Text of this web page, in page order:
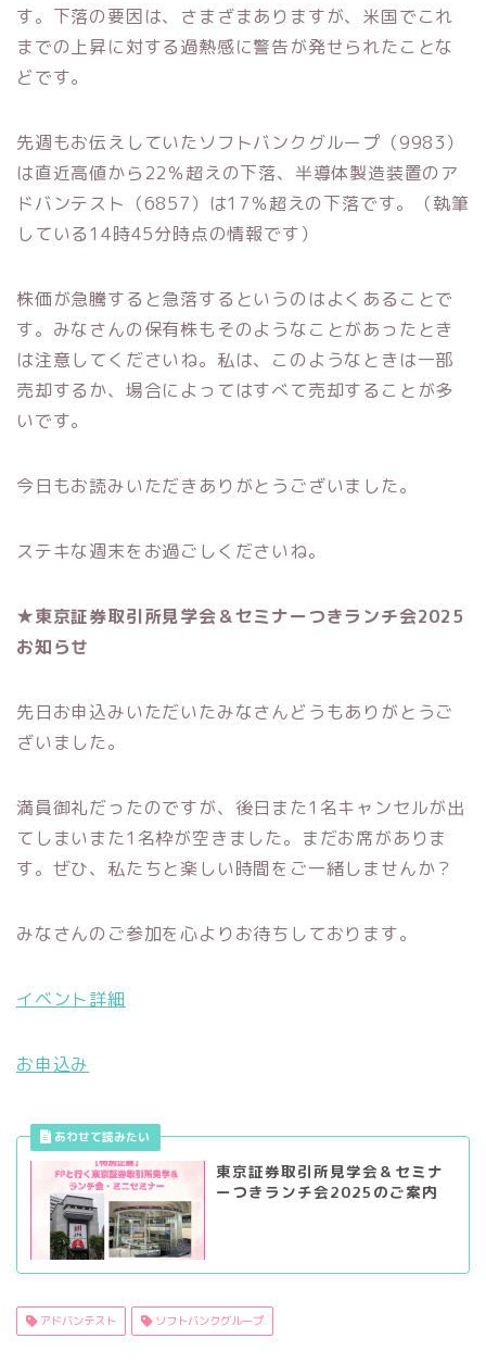
す。下落の要因は、さまざまありますが、米国でこれ
までの上昇に対する過熱感に警告が発せられたことな
どです。
先週もお伝えしていたソフトバンクグループ（9983）
は直近高値から22％超えの下落、半導体製造装置のア
ドバンテスト（6857）は17％超えの下落です。（執筆
している14時45分時点の情報です）
株価が急騰すると急落するというのはよくあることで
す。みなさんの保有株もそのようなことがあったとき
は注意してくださいね。私は、このようなときは一部
売却するか、場合によってはすべて売却することが多
いです。
今日もお読みいただきありがとうございました。
ステキな週末をお過ごしくださいね。
★東京証券取引所見学会＆セミナーつきランチ会2025
お知らせ
先日お申込みいただいたみなさんどうもありがとうご
ざいました。
満員御礼だったのですが、後日また1名キャンセルが出
てしまいまた1名枠が空きました。まだお席がありま
す。ぜひ、私たちと楽しい時間をご一緒しませんか？
みなさんのご参加を心よりお待ちしております。
イベント詳細
お申込み
東京証券取引所見学会＆セミナ
ーつきランチ会2025のご案内
アドバンテスト ソフトバンクグループ